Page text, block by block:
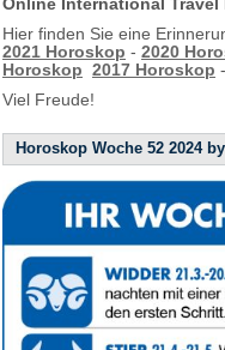
Online International Travel
Hier finden Sie eine
2021 Horoskop - 2020
Horoskop 2017 Horoskop -
Viel Freude!
Horoskop Woche 52 2024